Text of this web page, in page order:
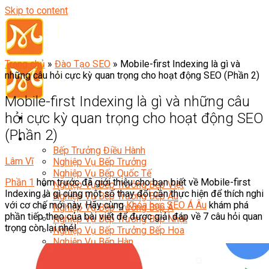
Skip to content
Đầu Bếp
Bếp Trưởng Điều Hành
Nghiệp Vụ Bếp Trưởng
Nghiệp Vụ Bếp Quốc Tế
Nghiệp Vụ Bếp Trưởng Bếp Việt
Nghiệp Vụ Bếp Trưởng Bếp Âu
Nghiệp Vụ Bếp Trưởng Bếp Á
Nghiệp Vụ Bếp Trưởng Bếp Nhật
Nghiệp Vụ Bếp Trưởng Bếp Hoa
Nghiệp Vụ Bếp Hàn
Trang chủ » Đào Tạo SEO » Mobile-first Indexing là gì và
những câu hỏi cực kỳ quan trọng cho hoạt động SEO (Phần 2)
Mobile-first Indexing là gì và những câu
hỏi cực kỳ quan trọng cho hoạt động SEO
(Phần 2)
Lâm Vĩ
Phần 1 hôm trước đã giới thiệu cho bạn biết về Mobile-first
Indexing là gì cùng một số thay đổi cần thực hiện để thích nghi
với cơ chế mới này. Hãy cùngKhóa học SEO Á Âu khám phá
phần tiếp theo của bài viết để được giải đáp về 7 câu hỏi quan
trọng còn lại nhé!